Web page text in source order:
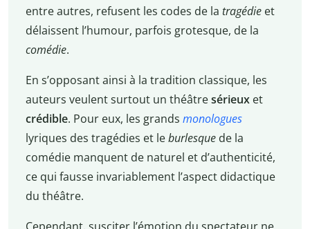
entre autres, refusent les codes de la tragédieet
délaissent l’humour, parfois grotesque, de la
comédie.
En s’opposant ainsi à la tradition classique, les
auteurs veulent surtout un théâtresérieux et
crédible. Pour eux, les grands monologues
lyriques des tragédies et leburlesquede la
comédie manquent de naturel et d’authenticité,
ce qui fausse invariablement l’aspect didactique
du théâtre.